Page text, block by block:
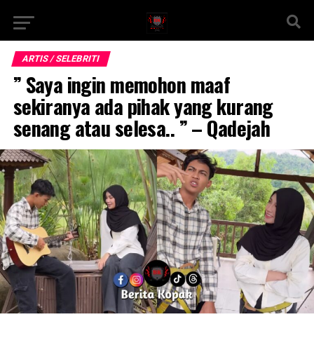
ARTIS / SELEBRITI
” Saya ingin memohon maaf
sekiranya ada pihak yang kurang
senang atau selesa.. ” – Qadejah